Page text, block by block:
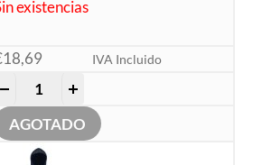
existencias
18,69 IVA Incluido
AGOTADO